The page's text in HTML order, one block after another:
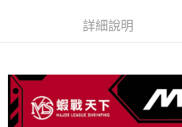
４．使用「AFTEE先享後付」時，將
恩沛科技股份有限公司將有權停止該
貨到付款（門市自取請勿下單，
國家/地區配送(**下單前請私訊客
計)，訂單才得以成立**)
詳細說明